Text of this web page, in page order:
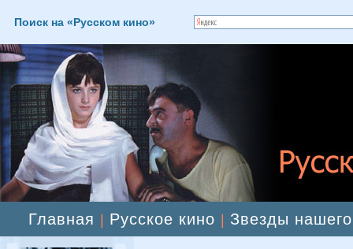
Поиск на «Русском кино»
Главная Русское кино Звезды